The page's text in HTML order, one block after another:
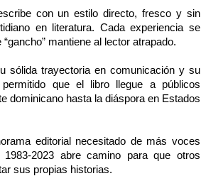
con un estilo directo, fresco y sin
en literatura. Cada experiencia se
mantiene al lector atrapado.
sólida trayectoria en comunicación y su
que el libro llegue a públicos
dominicano hasta la diáspora en Estados
editorial necesitado de más voces
1983-2023 abre camino para que otros
sus propias historias.